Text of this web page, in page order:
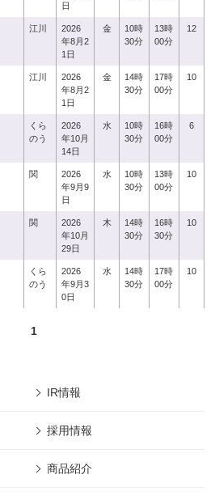
日
江川
2026
年8月2
1日
金
10時
30分
13時
00分
12
江川
2026
年8月2
1日
金
14時
30分
17時
00分
10
くら
のう
2026
年10月
14日
水
10時
30分
16時
00分
6
関
2026
年9月9
日
水
10時
30分
13時
00分
10
関
2026
年10月
29日
木
14時
30分
16時
30分
10
くら
のう
2026
年9月3
0日
水
14時
30分
17時
00分
10
1
IR情報
採用情報
商品紹介